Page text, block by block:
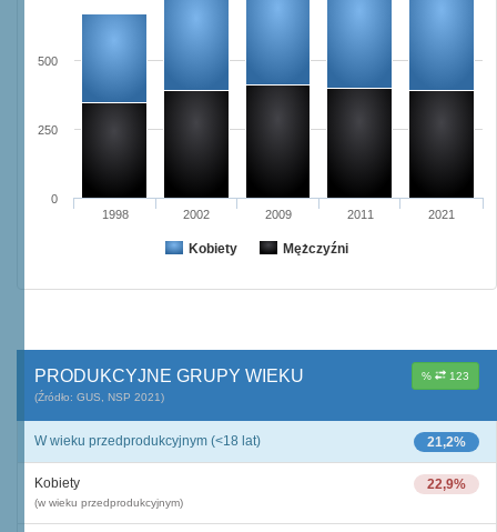
Kobiety Mężczyźni
1998 2002 2009 2011 2021
0
250
500
% 123
PRODUKCYJNE GRUPY WIEKU
(Źródło: GUS, NSP 2021)
21,2%
W wieku przedprodukcyjnym (<18 lat)
22,9%
Kobiety
(w wieku przedprodukcyjnym)